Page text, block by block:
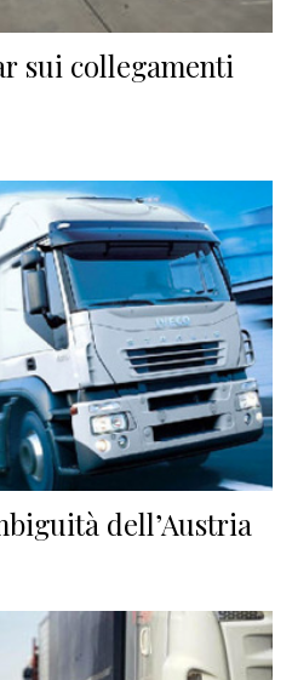
sui collegamenti
dell’Austria